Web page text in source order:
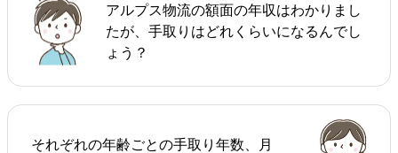
アルプス物流の額面の年収はわかりまし
たが、手取りはどれくらいになるんでし
ょう？
それぞれの年齢ごとの手取り年数、月